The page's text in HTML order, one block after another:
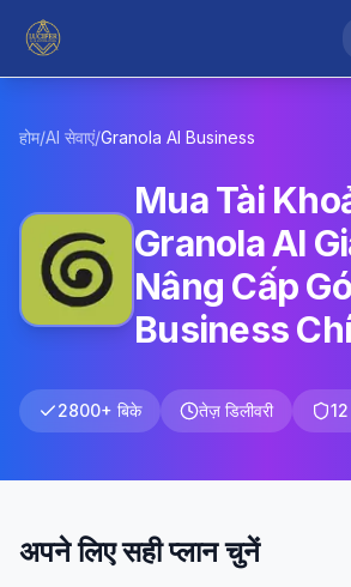
होम/AI सेवाएं/Granola AI Business
Mua Tài
Granola AI
Nâng Cấp
Business
2800+ बिके तेज़ डिलीवरी 12
अपने लिए सही प्लान चुनें